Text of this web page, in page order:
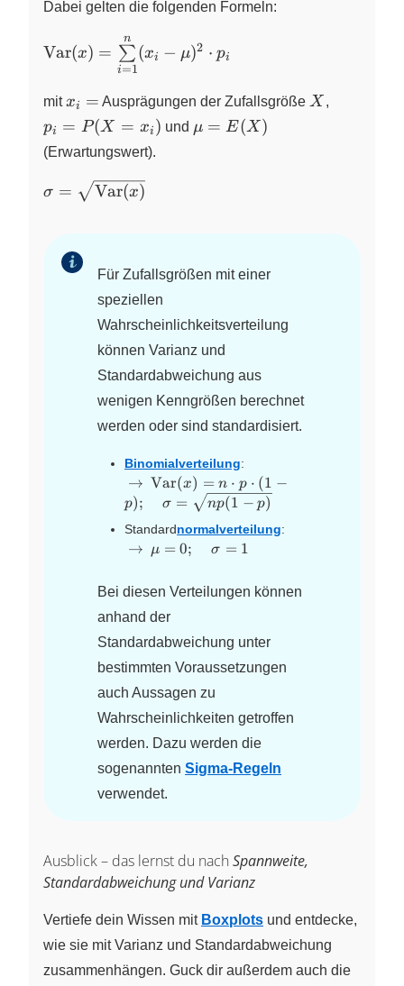
Dabei gelten die folgenden Formeln:
\text{Var}(x)
=
= 1}^{n} (x_i
- \mu)^2
\cdot p_i
Var(x) =
i=1
∑
n
(xi − μ)2 ⋅ pi
mit x_i
xi = Ausprägungen der Zufallsgröße X
X ,
pi = P(X = xi ) und \mu
μ = E(X)
(Erwartungswert).
\sigma =
σ = Var(x)
Für Zufallsgrößen mit einer
speziellen
Wahrscheinlichkeitsverteilung
können Varianz und
Standardabweichung aus
wenigen Kenngrößen berechnet
werden oder sind standardisiert.
Binomialverteilung:
~\rightarrow~
→ \text{Var}
(x) = n
\cdot p
\cdot (1 -
p); \quad
Var(x) = n ⋅ p ⋅ (1 −
p);
\sigma =
p)}
σ = np(1 − p)
Standardnormalverteilung:
~\rightarrow~
→ \mu
\quad
μ = 0;
\sigma
σ = 1
Bei diesen Verteilungen können
anhand der
Standardabweichung unter
bestimmten Voraussetzungen
auch Aussagen zu
Wahrscheinlichkeiten getroffen
werden. Dazu werden die
sogenannten Sigma-Regeln
verwendet.
Ausblick – das lernst du nach Spannweite,
Standardabweichung und Varianz
Vertiefe dein Wissen mit Boxplots und entdecke,
wie sie mit Varianz und Standardabweichung
zusammenhängen. Guck dir außerdem auch die